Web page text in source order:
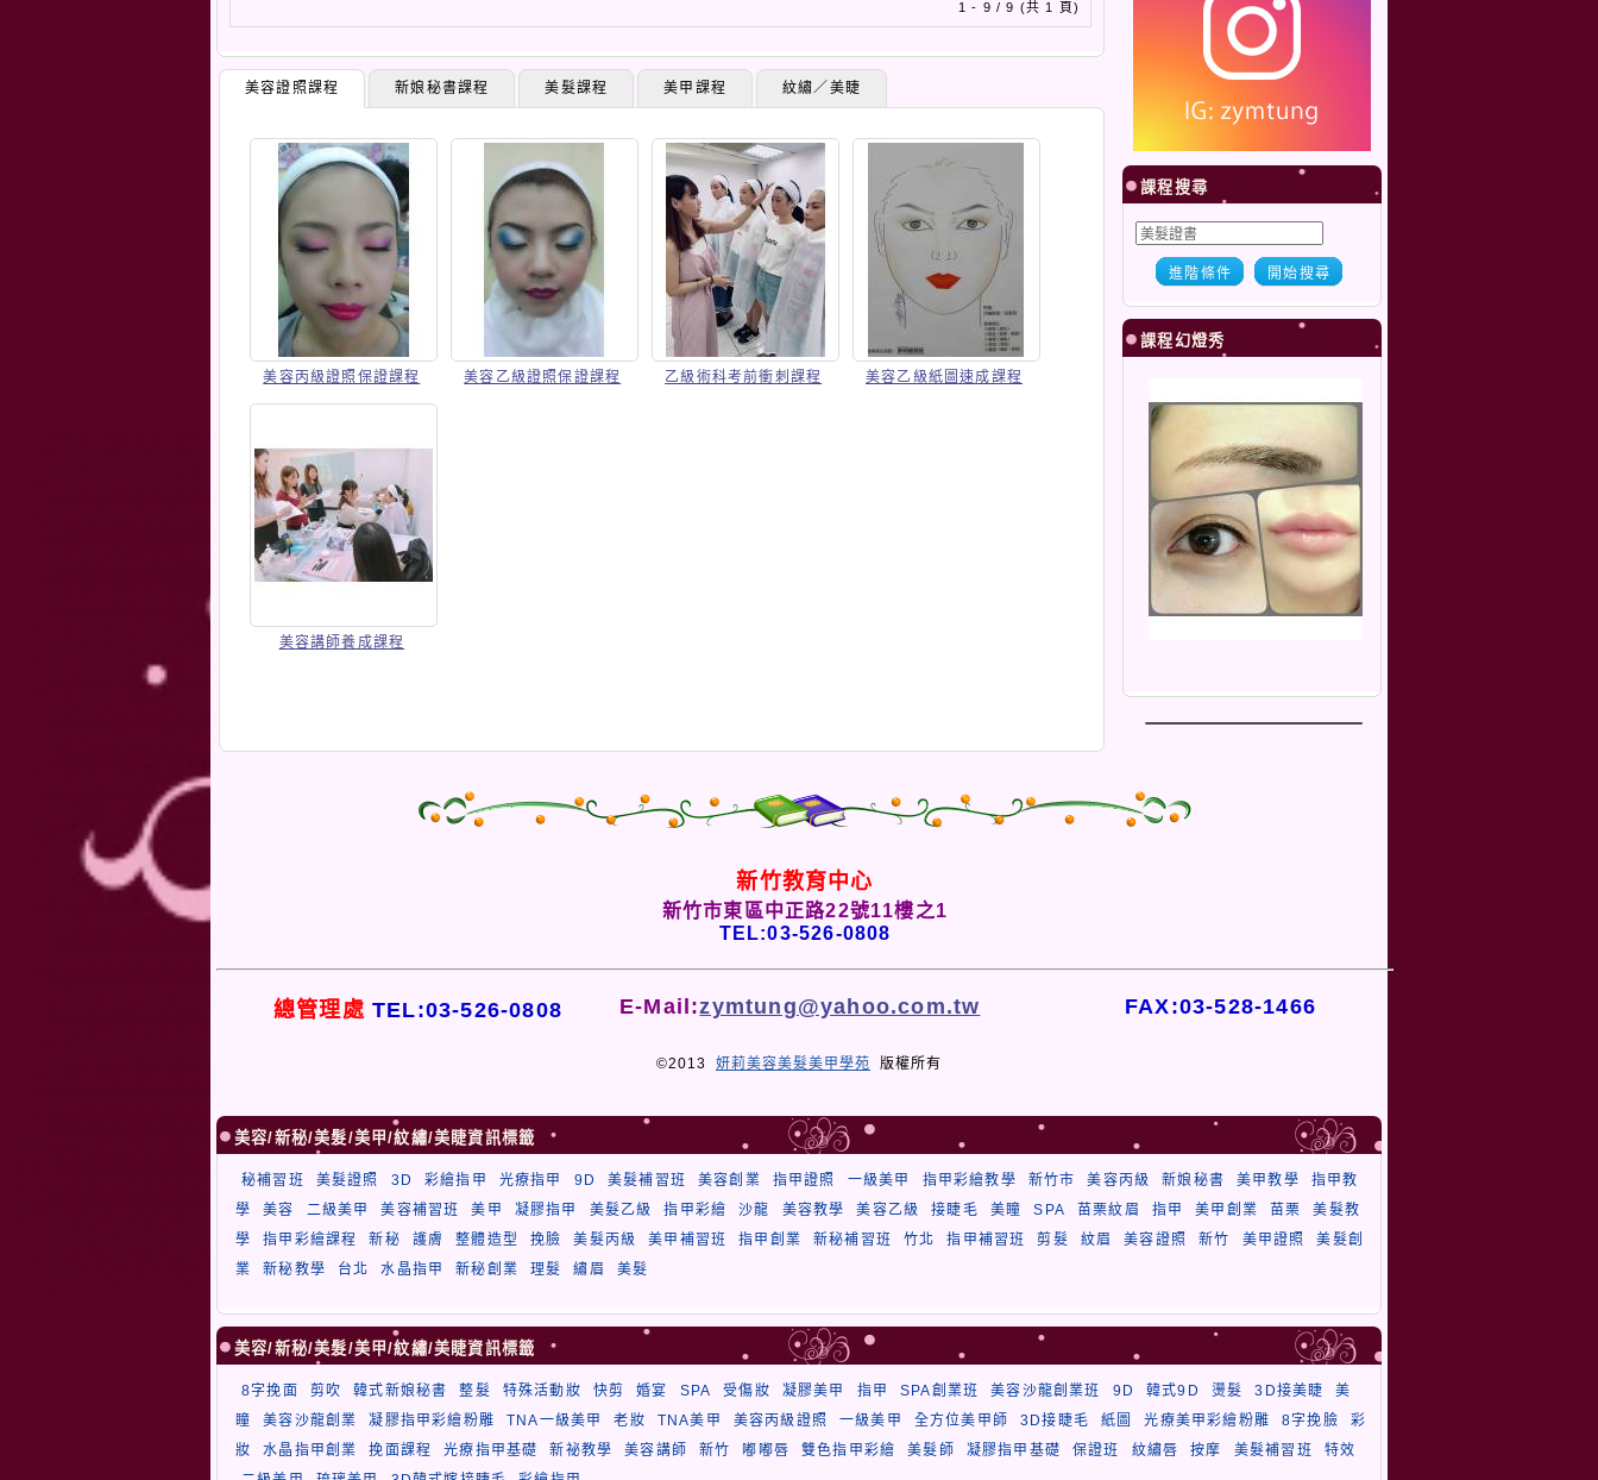
課程搜尋
進階條件 開始搜尋
課程幻燈秀
1 - 9 / 9 (共 1 頁)
美容證照課程 新娘秘書課程 美髮課程 美甲課程 紋繡／美睫
美容丙級證照保證課程 美容乙級證照保證課程 乙級術科考前衝刺課程 美容乙級紙圖速成課程
美容講師養成課程
新竹教育中心
新竹市東區中正路22號11樓之1
TEL:03-526-0808
總管理處 TEL:03-526-0808 E-Mail:zymtung@yahoo.com.tw FAX:03-528-1466
©2013 妍莉美容美髮美甲學苑 版權所有
美容/新秘/美髮/美甲/紋繡/美睫資訊標籤
秘補習班 美髮證照 3D 彩繪指甲 光療指甲 9D 美髮補習班 美容創業 指甲證照 一級美甲 指甲彩繪教學 新竹市 美容丙級 新娘秘書 美甲教學
指甲教
學
美容 二級美甲 美容補習班 美甲 凝膠指甲 美髮乙級 指甲彩繪 沙龍 美容教學 美容乙級 接睫毛 美瞳 SPA 苗栗紋眉 指甲 美甲創業 苗栗
美髮教
學
指甲彩繪課程 新秘 護膚 整體造型 挽臉 美髮丙級 美甲補習班 指甲創業 新秘補習班 竹北 指甲補習班 剪髮 紋眉 美容證照 新竹 美甲證照
美髮創
業
新秘教學 台北 水晶指甲 新秘創業 理髮 繡眉 美髮
美容/新秘/美髮/美甲/紋繡/美睫資訊標籤
8字挽面 剪吹 韓式新娘秘書 整髮 特殊活動妝 快剪 婚宴 SPA 受傷妝 凝膠美甲 指甲 SPA創業班 美容沙龍創業班 9D 韓式9D 燙髮 3D接美睫
美
瞳
美容沙龍創業 凝膠指甲彩繪粉雕 TNA一級美甲 老妝 TNA美甲 美容丙級證照 一級美甲 全方位美甲師 3D接睫毛 紙圖 光療美甲彩繪粉雕 8字挽臉
彩
妝
水晶指甲創業 挽面課程 光療指甲基礎 新祕教學 美容講師 新竹 嘟嘟唇 雙色指甲彩繪 美髮師 凝膠指甲基礎 保證班 紋繡唇 按摩 美髮補習班
特效